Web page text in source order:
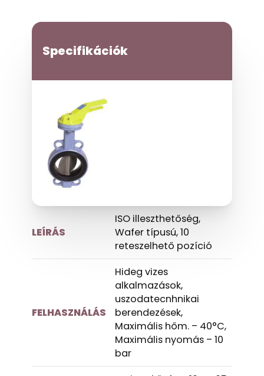
Specifikációk
LEÍRÁS
ISO illeszthetőség,
Wafer típusú, 10
reteszelhető pozíció
FELHASZNÁLÁS
Hideg vizes
alkalmazások,
uszodatecnhnikai
berendezések,
Maximális hőm. – 40°C,
Maximális nyomás – 10
bar